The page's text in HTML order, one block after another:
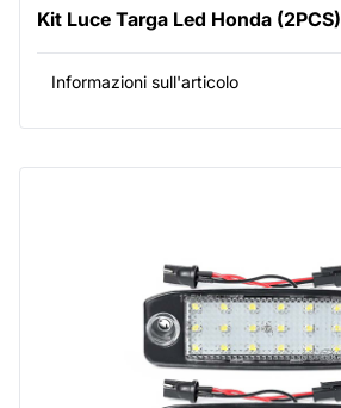
Kit Luce Targa Led Honda (2PCS)
Informazioni sull'articolo